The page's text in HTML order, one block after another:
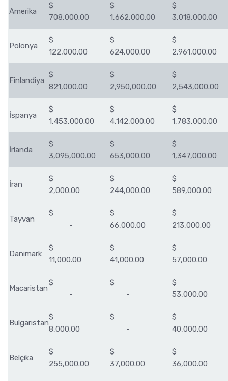
Amerika
$
708,000.00
$
1,662,000.00
$
3,018,000.00
Polonya
$
122,000.00
$
624,000.00
$
2,961,000.00
Finlandiya
$
821,000.00
$
2,950,000.00
$
2,543,000.00
İspanya
$
1,453,000.00
$
4,142,000.00
$
1,783,000.00
İrlanda
$
3,095,000.00
$
653,000.00
$
1,347,000.00
İran
$
2,000.00
$
244,000.00
$
589,000.00
Tayvan
$
-
$
66,000.00
$
213,000.00
Danimark
$
11,000.00
$
41,000.00
$
57,000.00
Macaristan
$
-
$
-
$
53,000.00
Bulgaristan
$
8,000.00
$
-
$
40,000.00
Belçika
$
255,000.00
$
37,000.00
$
36,000.00